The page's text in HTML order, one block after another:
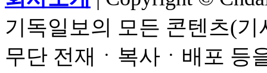
기독일보의 모든 콘텐츠(
무단 전재ㆍ복사ㆍ배포 등